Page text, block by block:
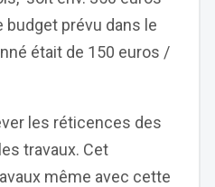
budget prévu dans le
était de 150 euros /
les réticences des
travaux. Cet
même avec cette